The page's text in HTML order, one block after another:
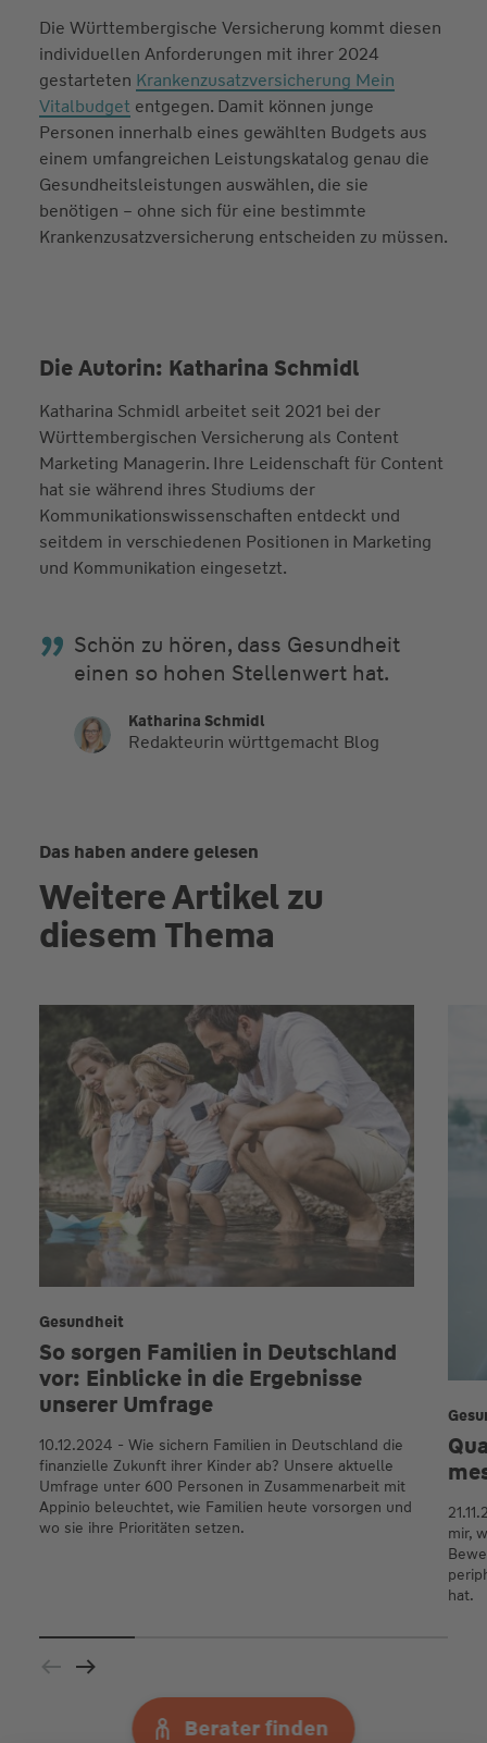
Berater finden
Die Württembergische Versicherung kommt diesen
individuellen Anforderungen mit ihrer 2024
gestarteten Krankenzusatzversicherung Mein
Vitalbudget entgegen. Damit können junge
Personen innerhalb eines gewählten Budgets aus
einem umfangreichen Leistungskatalog genau die
Gesundheitsleistungen auswählen, die sie
benötigen – ohne sich für eine bestimmte
Krankenzusatzversicherung entscheiden zu müssen.
Die Autorin: Katharina Schmidl
Katharina Schmidl arbeitet seit 2021 bei der
Württembergischen Versicherung als Content
Marketing Managerin. Ihre Leidenschaft für Content
hat sie während ihres Studiums der
Kommunikationswissenschaften entdeckt und
seitdem in verschiedenen Positionen in Marketing
und Kommunikation eingesetzt.
Schön zu hören, dass Gesundheit
einen so hohen Stellenwert hat.
Katharina Schmidl
Redakteurin württgemacht Blog
Das haben andere gelesen
Weitere Artikel zu
diesem Thema
So sorgen Familien in Deutschland
vor: Einblicke in die Ergebnisse
unserer Umfrage
Gesundheit
10.12.2024 - Wie sichern Familien in Deutschland die
finanzielle Zukunft ihrer Kinder ab? Unsere aktuelle
Umfrage unter 600 Personen in Zusammenarbeit mit
Appinio beleuchtet, wie Familien heute vorsorgen und
wo sie ihre Prioritäten setzen.
mir,
hat.